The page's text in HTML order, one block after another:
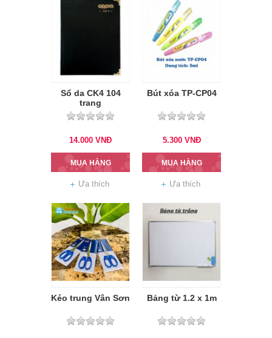
Sổ da CK4 104
trang
14.000 VNĐ
MUA HÀNG
Ưa thích
Bút xóa TP-CP04
5.300 VNĐ
MUA HÀNG
Ưa thích
Kéo trung Vân Sơn Bảng từ 1.2 x 1m